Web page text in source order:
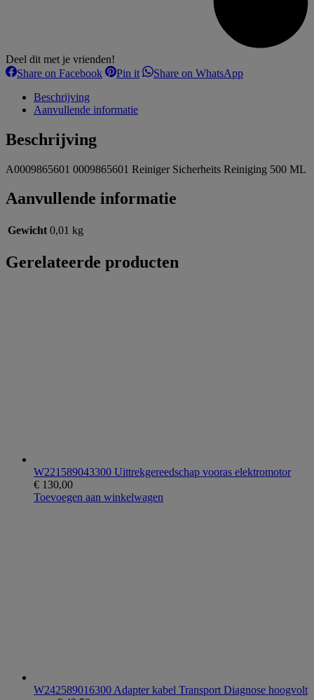
Deel dit met je vrienden!
Share on FacebookSharePin itShareShare on WhatsAppShare
Beschrijving
Aanvullende informatie
Beschrijving
A0009865601 0009865601 Reiniger Sicherheits Reiniging 500 ML
Aanvullende informatie
Gewicht 0,01 kg
Gerelateerde producten
W221589043300 Uittrekgereedschap vooras elektromotor
€ 130,00
Toevoegen aan winkelwagen
W242589016300 Adapter kabel Transport Diagnose hoogvolt